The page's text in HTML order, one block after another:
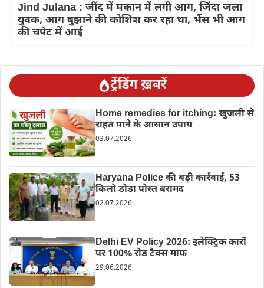
Jind Julana : जींद में मकान में लगी आग, जिंदा जला
युवक, आग बुझाने की कोशिश कर रहा था, भैंस भी आग
की चपेट में आई
ट्रेंडिंग ख़बरें
Home remedies for itching: खुजली से
राहत पाने के आसान उपाय
03.07.2026
Haryana Police की बड़ी कार्रवाई, 53
किलो डोडा पोस्त बरामद
02.07.2026
Delhi EV Policy 2026: इलेक्ट्रिक कारों
पर 100% रोड टैक्स माफ
29.06.2026